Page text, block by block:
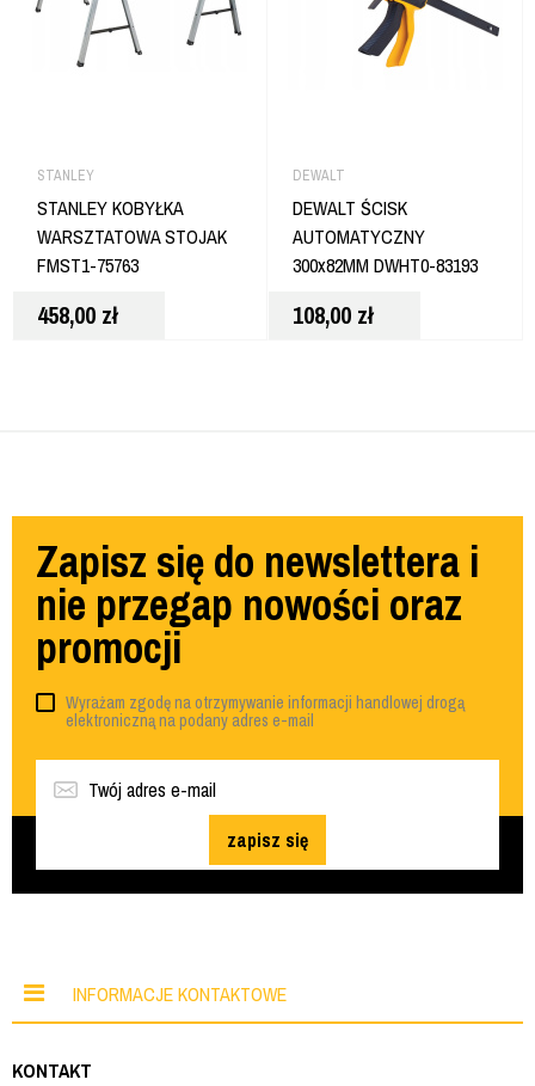
STANLEY
STANLEY KOBYŁKA
WARSZTATOWA STOJAK
FMST1-75763
458,00 zł
DEWALT
DEWALT ŚCISK
AUTOMATYCZNY
300x82MM DWHT0-83193
108,00 zł
Zapisz się do newslettera i
nie przegap nowości oraz
promocji
Wyrażam zgodę na otrzymywanie informacji handlowej drogą
elektroniczną na podany adres e-mail
zapisz się
INFORMACJE KONTAKTOWE
KONTAKT